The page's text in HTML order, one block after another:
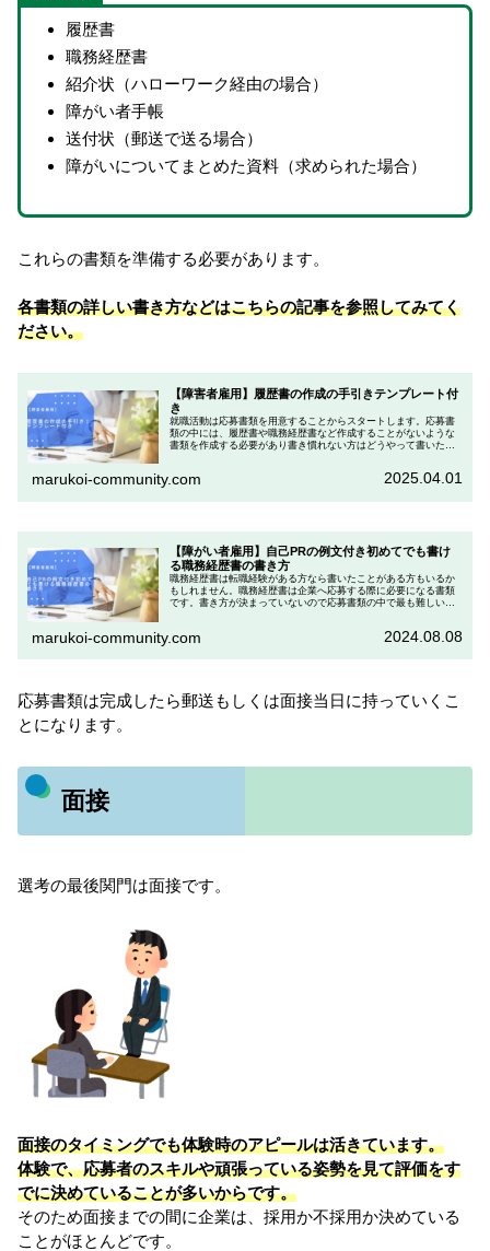
履歴書
職務経歴書
紹介状（ハローワーク経由の場合）
障がい者手帳
送付状（郵送で送る場合）
障がいについてまとめた資料（求められた場合）
これらの書類を準備する必要があります。
各書類の詳しい書き方などはこちらの記事を参照してみてく
ださい。
【障害者雇用】履歴書の作成の手引きテンプレート付
き
就職活動は応募書類を用意することからスタートします。応募書
類の中には、履歴書や職務経歴書など作成することがないような
書類を作成する必要があり書き慣れない方はどうやって書いたら
marukoi-community.com 2025.04.01
【障がい者雇用】自己PRの例文付き初めてでも書け
る職務経歴書の書き方
職務経歴書は転職経験がある方なら書いたことがある方もいるか
もしれません。職務経歴書は企業へ応募する際に必要になる書類
です。書き方が決まっていないので応募書類の中で最も難しい書
marukoi-community.com 2024.08.08
応募書類は完成したら郵送もしくは面接当日に持っていくこ
とになります。
面接
選考の最後関門は面接です。
面接のタイミングでも体験時のアピールは活きています。
体験で、応募者のスキルや頑張っている姿勢を見て評価をす
でに決めていることが多いからです。
そのため面接までの間に企業は、採用か不採用か決めている
ことがほとんどです。